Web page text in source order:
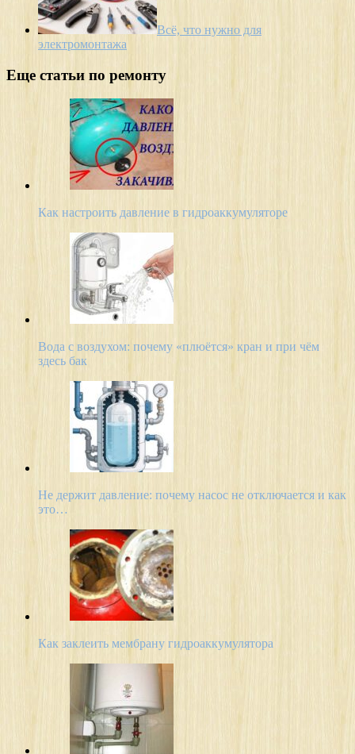
Всё, что нужно для
электромонтажа
Еще статьи по ремонту
Как настроить давление в гидроаккумуляторе
Вода с воздухом: почему «плюётся» кран и при чём
здесь бак
Не держит давление: почему насос не отключается и как
это…
Как заклеить мембрану гидроаккумулятора